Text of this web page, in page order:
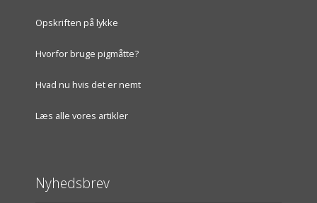
Opskriften på lykke
Hvorfor bruge pigmåtte?
Hvad nu hvis det er nemt
Læs alle vores artikler
Nyhedsbrev